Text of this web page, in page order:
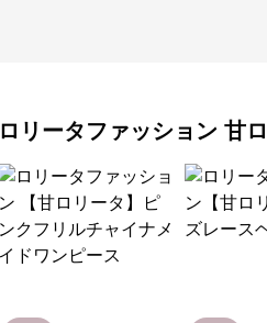
ロリータファッション 甘